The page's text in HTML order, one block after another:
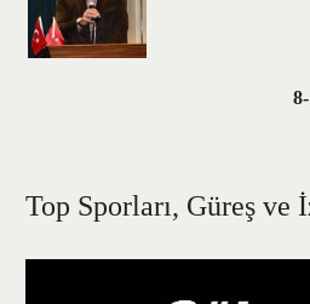
Top Sporları, Güreş